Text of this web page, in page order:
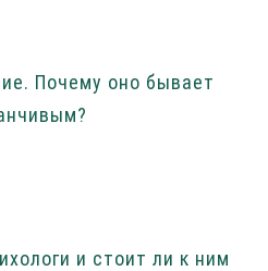
Почему оно бывает
и стоит ли к ним